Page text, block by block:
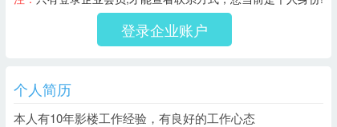
登录企业账户
个人简历
本人有10年影楼工作经验，有良好的工作心态